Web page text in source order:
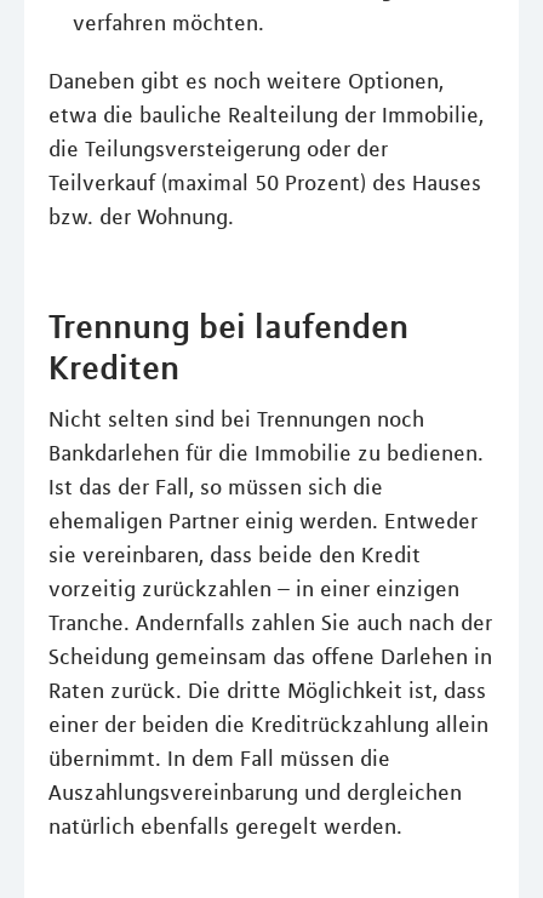
verfahren möchten.
Daneben gibt es noch weitere Optionen,
etwa die bauliche Realteilung der Immobilie,
die Teilungsversteigerung oder der
Teilverkauf (maximal 50 Prozent) des Hauses
bzw. der Wohnung.
Trennung bei laufenden
Krediten
Nicht selten sind bei Trennungen noch
Bankdarlehen für die Immobilie zu bedienen.
Ist das der Fall, so müssen sich die
ehemaligen Partner einig werden. Entweder
sie vereinbaren, dass beide den Kredit
vorzeitig zurückzahlen – in einer einzigen
Tranche. Andernfalls zahlen Sie auch nach der
Scheidung gemeinsam das offene Darlehen in
Raten zurück. Die dritte Möglichkeit ist, dass
einer der beiden die Kreditrückzahlung allein
übernimmt. In dem Fall müssen die
Auszahlungsvereinbarung und dergleichen
natürlich ebenfalls geregelt werden.